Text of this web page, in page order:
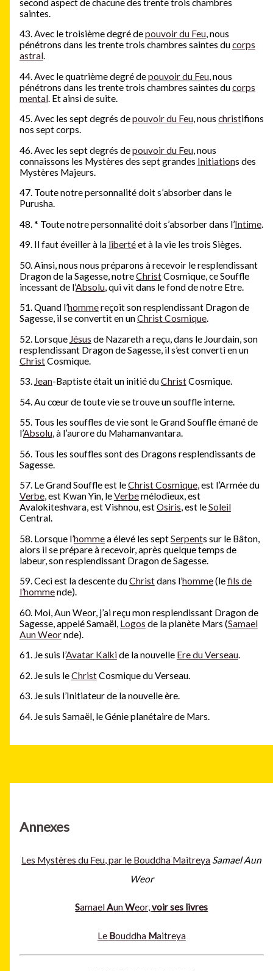
Annexes
Les Mystères du Feu, par le Bouddha Maitreya Samael Aun
Weor
SamaelAunWeor,voir ses livres
Le Bouddha Maitreya
second aspect de chacune des trente trois chambres
saintes.
43. Avec le troisième degré depouvoir du Feu, nous
pénétrons dans les trente trois chambres saintes ducorps
astral.
44. Avec le quatrième degré depouvoir du Feu, nous
pénétrons dans les trente trois chambres saintes ducorps
mental. Et ainsi de suite.
45. Avec les sept degrés depouvoir du Feu, nous christifions
nos sept corps.
46. Avec les sept degrés depouvoir du Feu, nous
connaissons les Mystères des sept grandes Initiations des
Mystères Majeurs.
47. Toute notre personnalité doit s’absorber dans le
Purusha.
48.* Toute notre personnalité doit s’absorber dans l’Intime.
49. Il faut éveiller à la libertéet à la vie les trois Sièges.
50. Ainsi, nous nous préparons à recevoir le resplendissant
Dragon de la Sagesse, notreChristCosmique, ce Souffle
incessant de l’Absolu, qui vit dans le fond de notre Etre.
51. Quand l’hommereçoit son resplendissant Dragon de
Sagesse, il se convertit en unChrist Cosmique.
52. Lorsque Jésus de Nazareth a reçu, dans le Jourdain, son
resplendissant Dragon de Sagesse, il s’est converti en un
ChristCosmique.
53. Jean-Baptiste était un initié duChristCosmique.
54. Au cœur de toute vie se trouve un souffle interne.
55. Tous les souffles de vie sont le Grand Souffle émané de
l’Absolu, à l’aurore du Mahamanvantara.
56. Tous les souffles sont des Dragons resplendissants de
Sagesse.
57. Le Grand Souffle est leChrist Cosmique, est l’Armée du
Verbe, est Kwan Yin, leVerbemélodieux, est
Avalokiteshvara, est Vishnou, estOsiris, est leSoleil
Central.
58. Lorsque l’hommea élevé les septSerpents sur le Bâton,
alors il se prépare à recevoir, après quelque temps de
labeur, son resplendissant Dragon de Sagesse.
59. Ceci est la descente duChristdans l’homme(lefils de
l’hommende).
60. Moi, Aun Weor, j’ai reçu mon resplendissant Dragon de
Sagesse, appelé Samaël, Logos de la planète Mars (Samael
Aun Weornde).
61. Je suis l’Avatar Kalkide la nouvelle Ere du Verseau.
62. Je suis leChristCosmique du Verseau.
63. Je suis l’Initiateur de la nouvelle ère.
64. Je suis Samaël, le Génie planétaire de Mars.